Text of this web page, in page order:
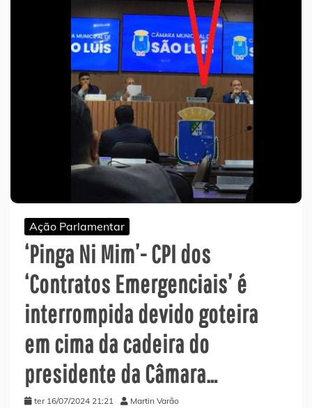
Ação Parlamentar
‘Pinga Ni Mim’- CPI dos
‘Contratos Emergenciais’ é
interrompida devido goteira
em cima da cadeira do
presidente da Câmara…
ter 16/07/2024 21:21 Martin Varão